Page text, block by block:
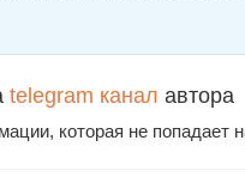
telegram канал автора
которая не попадает